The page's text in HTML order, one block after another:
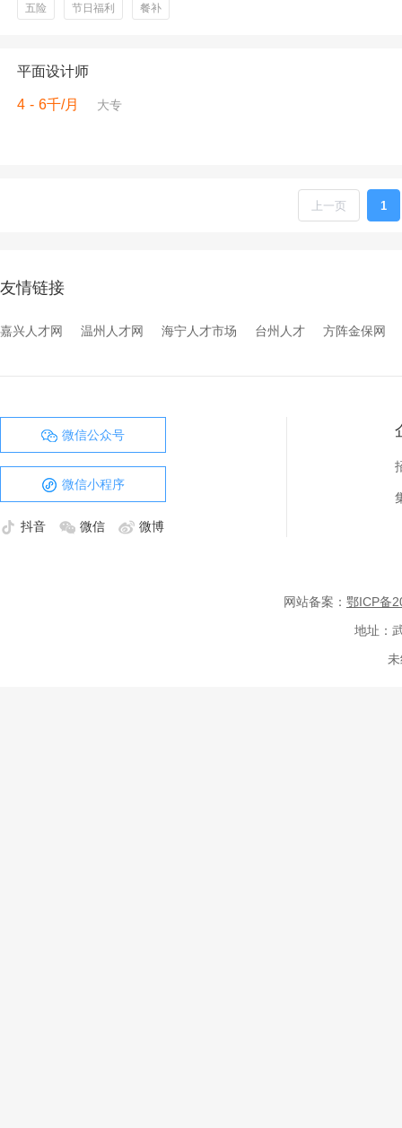
五险 节日福利 餐补
平面设计师
4 - 6千/月 大专
上一页 1
友情链接
嘉兴人才网 温州人才网 海宁人才市场 台州人才 方阵金保网
微信公众号
微信小程序
抖音 微信 微博
网站备案： 鄂ICP备
地址：